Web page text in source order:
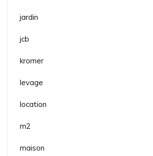
jardin
jcb
kromer
levage
location
m2
maison